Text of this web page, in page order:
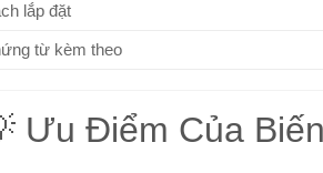
lắp đặt
từ kèm theo
Ưu Điểm Của